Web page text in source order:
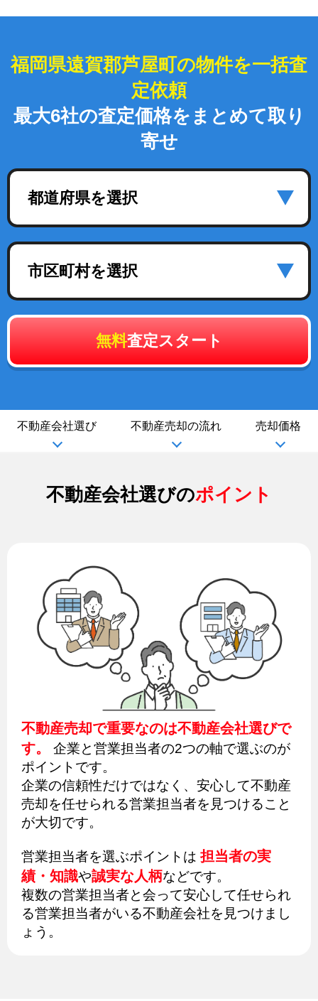
福岡県遠賀郡芦屋町の物件を一括査
定依頼
最大6社の査定価格をまとめて取り
寄せ
都道府県を選択
市区町村を選択
無料査定スタート
不動産会社選び 不動産売却の流れ 売却価格
不動産会社選びのポイント
不動産売却で重要なのは不動産会社選びで
す。
企業と営業担当者の2つの軸で選ぶのが
ポイントです。
企業の信頼性だけではなく、安心して不動産
売却を任せられる営業担当者を見つけること
が大切です。
営業担当者を選ぶポイントは 担当者の実
績・知識や誠実な人柄などです。
複数の営業担当者と会って安心して任せられ
る営業担当者がいる不動産会社を見つけまし
ょう。